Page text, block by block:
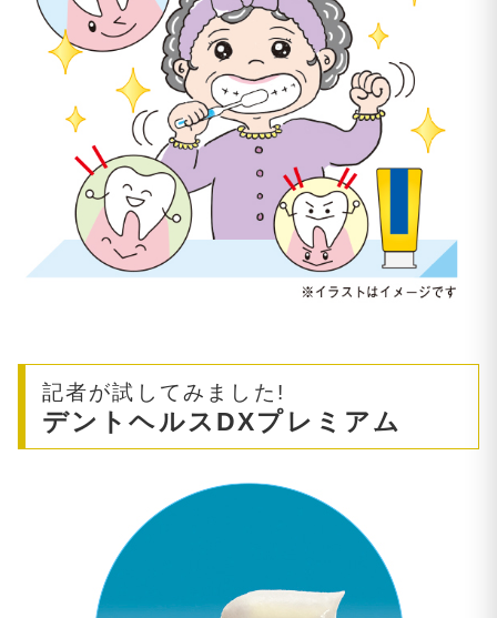
記者が試してみました!
デントヘルスDXプレミアム